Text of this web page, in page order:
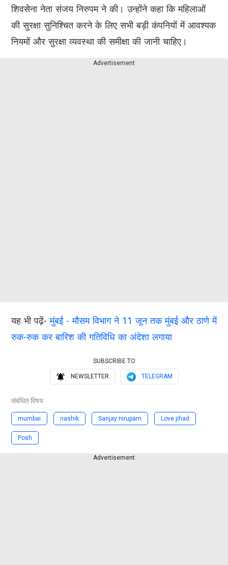
शिवसेना नेता संजय निरुपम ने की। उन्होंने कहा कि महिलाओं
की सुरक्षा सुनिश्चित करने के लिए सभी बड़ी कंपनियों में आवश्यक
नियमों और सुरक्षा व्यवस्था की समीक्षा की जानी चाहिए।
Advertisement
यह भी पढ़ें-मुंबई - मौसम विभाग ने 11 जून तक मुंबई और ठाणे में
रुक-रुक कर बारिश की गतिविधि का अंदेशा लगाया
SUBSCRIBE TO
NEWSLETTER TELEGRAM
संबंधित विषय
mumbai nashik Sanjay nirupam Love jihad
Posh
Advertisement